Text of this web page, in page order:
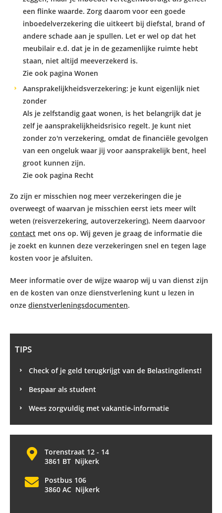
een flinke waarde. Zorg daarom voor een goede
inboedelverzekering die uitkeert bij diefstal, brand of
andere schade aan je spullen. Let er wel op dat het
meubilair e.d. dat je in de gezamenlijke ruimte hebt
staan, niet altijd meeverzekerd is.
Zie ook pagina Wonen
Aansprakelijkheidsverzekering: je kunt eigenlijk niet
zonder
Als je zelfstandig gaat wonen, is het belangrijk dat je
zelf je aansprakelijkheidsrisico regelt. Je kunt niet
zonder zo'n verzekering, omdat de financiële gevolgen
van een ongeluk waar jij voor aansprakelijk bent, heel
groot kunnen zijn.
Zie ook pagina Recht
Zo zijn er misschien nog meer verzekeringen die je
overweegt of waarvan je misschien eerst iets meer wilt
weten (reisverzekering, autoverzekering). Neem daarvoor
contact met ons op. Wij geven je graag de informatie die
je zoekt en kunnen deze verzekeringen snel en tegen lage
kosten voor je afsluiten.
Meer informatie over de wijze waarop wij u van dienst zijn
en de kosten van onze dienstverlening kunt u lezen in
onze dienstverleningsdocumenten.
TIPS
Check of je geld terugkrijgt van de Belastingdienst!
Bespaar als student
Wees zorgvuldig met vakantie-informatie
Torenstraat 12 - 14
3861 BT Nijkerk
Postbus 106
3860 AC Nijkerk